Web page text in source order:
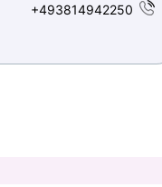
+493814942250